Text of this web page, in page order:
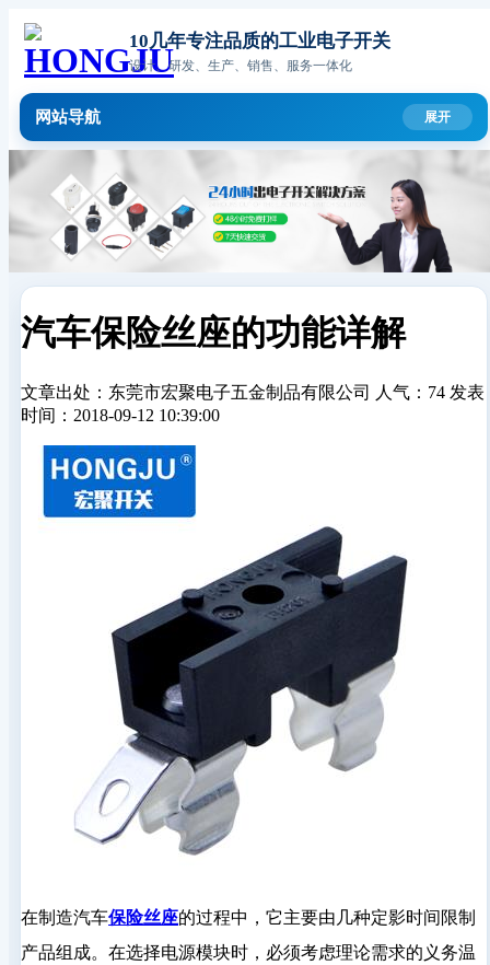
10几年专注品质的工业电子开关
设计、研发、生产、销售、服务一体化
网站导航
汽车保险丝座的功能详解
文章出处：东莞市宏聚电子五金制品有限公司 人气：74 发表
时间：2018-09-12 10:39:00
在制造汽车保险丝座的过程中，它主要由几种定影时间限制
产品组成。在选择电源模块时，必须考虑理论需求的义务温